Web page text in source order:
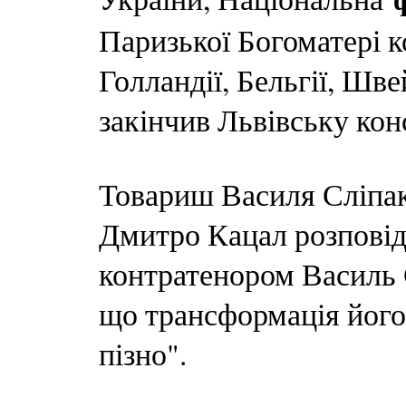
Паризької Богоматері
Голландії, Бельгії,
закінчив Львівську
Товариш Василя
Дмитро Кацал
контратенором Василь
що трансформація
пізно".